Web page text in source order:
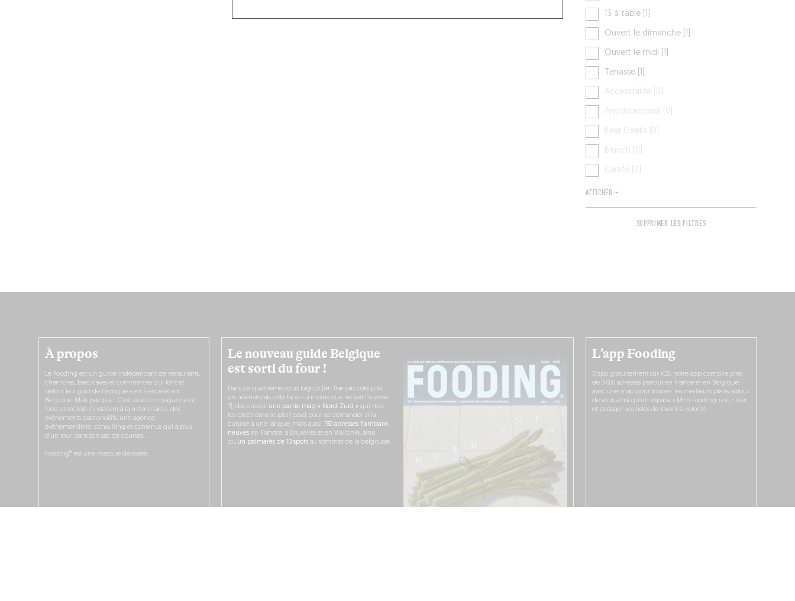
13 à table [1]
Ouvert le dimanche [1]
Ouvert le midi [1]
Terrasse [1]
Accessibilité [0]
Antidépresseur [0]
Beer Geeks [0]
Brunch [0]
Carafe [0]
AFFICHER +
SUPPRIMER LES FILTRES
Le nouveau guide Belgique
est sorti du four !
Dans ce quatrième opus bigoût (en français côté pile,
en néerlandais côté face – à moins que ne soit l’inverse
?), découvrez une partie mag « Nord-Zuid » qui met
les pieds dans le plat (pays) pour se demander si la
cuisine a une langue, mais aussi
150 adresses flambant
neuvesen Flandre, à Bruxelles et en Wallonie, ainsi
qu’ un palmarès de 10 spotsau sommet de la belgitude.
À propos
Le Fooding est un guide indépendant de restaurants,
chambres, bars, caves et commerces qui font et
défont le « goût de l’époque » en France et en
Belgique. Mais pas que ! C’est aussi un magazine où
food et société s’installent à la même table, des
événements gastronokifs, une agence
événementielle, consulting et contenus qui a plus
d’un tour dans son sac de courses…
Fooding® est une marque déposée.
L’app Fooding
Dispo gratuitement sur iOS, notre app compile près
de 3 000 adresses partout en France et en Belgique,
avec une map pour trouver les meilleurs plans autour
de vous ainsi qu’un espace « Mon Fooding » où créer
et partager vos listes de favoris à volonté.